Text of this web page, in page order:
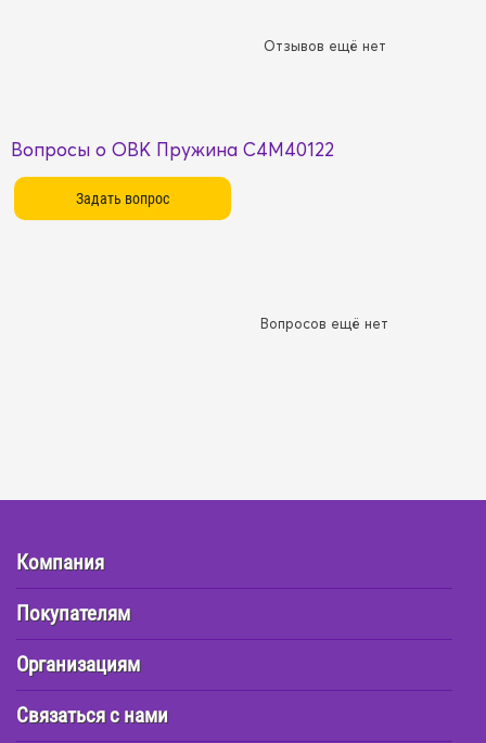
Отзывов ещё нет
Вопросы о OBK Пружина C4M40122
Вопросов ещё нет
Компания
Покупателям
Организациям
Связаться с нами